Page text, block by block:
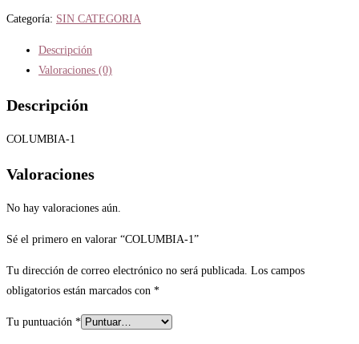
Categoría: SIN CATEGORIA
Descripción
Valoraciones (0)
Descripción
COLUMBIA-1
Valoraciones
No hay valoraciones aún.
Sé el primero en valorar “COLUMBIA-1”
Tu dirección de correo electrónico no será publicada. Los campos
obligatorios están marcados con *
Tu puntuación *